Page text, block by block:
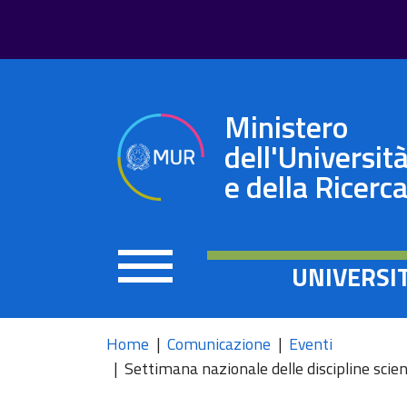
Ministero
dell'Università
e della Ricerca
Home Comunicazione
Eventi
Settimana nazionale delle discipline